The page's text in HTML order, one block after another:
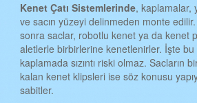
SİNOP KENET ÇATI
SİVAS KENET ÇATI
TEKİRDAĞ KENET ÇATI
TOKAT KENET ÇATI
KenetÇatıSistemlerinde, kaplamalar,
ve sacın yüzeyi delinmeden monte
sonra saclar, robotlu kenet ya da kenet
aletlerle birbirlerine kenetlenirler. İşte
kaplamada sızıntı riski olmaz. Sacların
kalan kenet klipsleri ise söz konusu
sabitler.